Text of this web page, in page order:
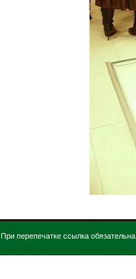
. При перепечатке ссылка обязательна.